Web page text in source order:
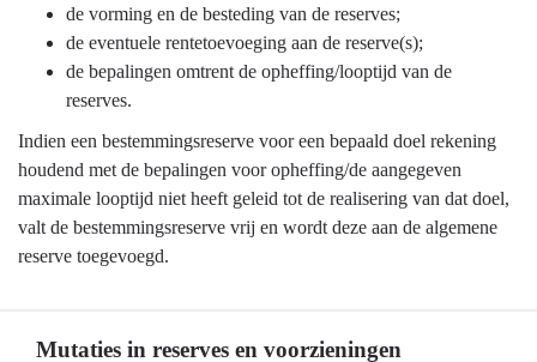
de vorming en de besteding van de reserves;
de eventuele rentetoevoeging aan de reserve(s);
de bepalingen omtrent de opheffing/looptijd van de
reserves.
Indien een bestemmingsreserve voor een bepaald doel rekening
houdend met de bepalingen voor opheffing/de aangegeven
maximale looptijd niet heeft geleid tot de realisering van dat doel,
valt de bestemmingsreserve vrij en wordt deze aan de algemene
reserve toegevoegd.
Mutaties in reserves en voorzieningen